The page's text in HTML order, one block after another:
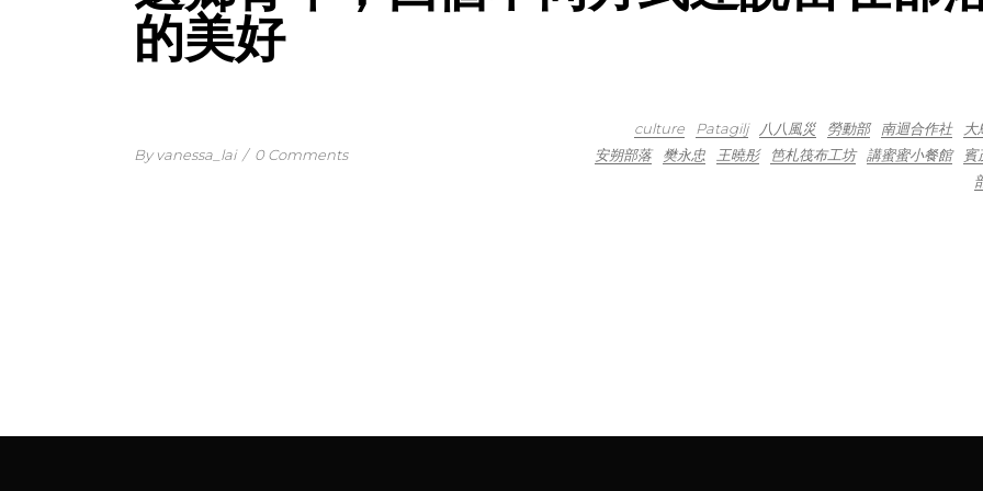
的美好
By vanessa_lai / 0 Comments
culture Patagilj 八八風災 勞動部 南迴合作社
大
安朔部落
樊永忠 王曉彤 笆札筏布工坊 講蜜蜜小餐館
賓